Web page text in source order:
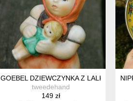
GOEBEL DZIEWCZYNKA Z LALKĄ
tweedehand
149 zł